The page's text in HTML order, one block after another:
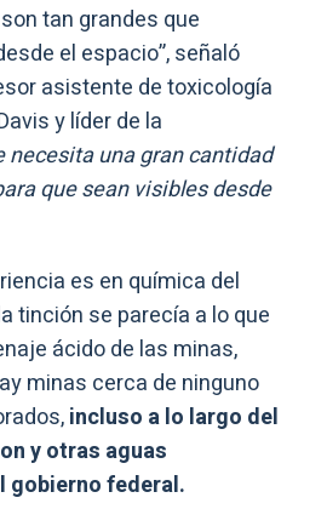
tan grandes que
el espacio”, señaló
asistente de toxicología
y líder de la
necesita una gran cantidad
que sean visibles desde
es en química del
tinción se parecía a lo que
ácido de las minas,
minas cerca de ninguno
incluso a lo largo del
y otras aguas
gobierno federal.